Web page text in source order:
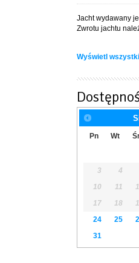
Jacht wydawany
Zwrotu jachtu
Wyświetl
Pn Wt
3
4
10
11
17
18
24
25
31